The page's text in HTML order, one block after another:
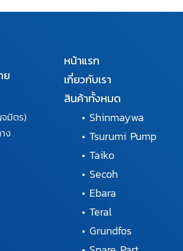
ย
มิตร)
ง
หน้าแรก
เกี่ยวกับเรา
สินค้าทั้งหมด
• Shinmaywa
• Tsurumi Pump
• Taiko
• Secoh
• Ebara
• Teral
• Grundfos